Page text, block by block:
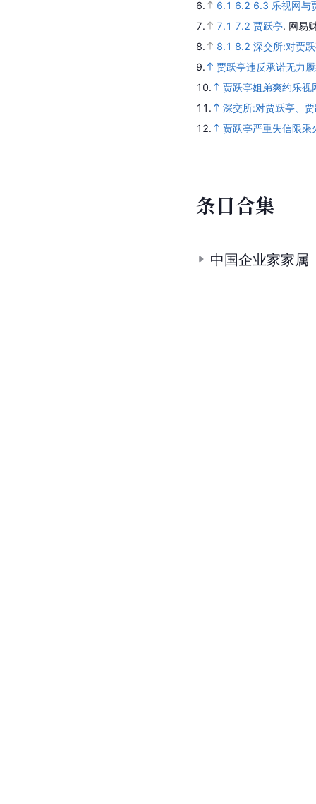
6. 6.1 6.2 6.3 乐视网与
7.
7.1 7.2 贾跃亭. 网易
8.
8.1 8.2 深交所:对贾
9.
贾跃亭违反承诺无力
10.
贾跃亭姐弟爽约乐
11.
深交所:对贾跃亭、
12.
贾跃亭严重失信限
条目合集
中国企业家家属